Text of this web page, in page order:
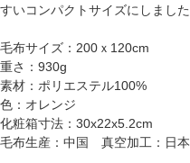
すいコンパクトサイズにしました
毛布サイズ：200ｘ120cm
重さ：930g
素材：ポリエステル100%
色：オレンジ
化粧箱寸法：30x22x5.2cm
毛布生産：中国 真空加工：日本